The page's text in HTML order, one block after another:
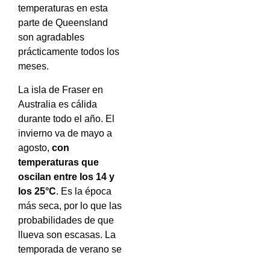
temperaturas en esta
parte de Queensland
son agradables
prácticamente todos los
meses.
La isla de Fraser en
Australia es cálida
durante todo el año. El
invierno va de mayo a
agosto, con
temperaturas que
oscilan entre los 14 y
los 25°C. Es la época
más seca, por lo que las
probabilidades de que
llueva son escasas. La
temporada de verano se